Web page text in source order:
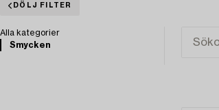
DÖLJ FILTER
Alla kategorier
Smycken